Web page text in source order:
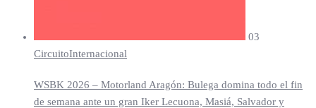
03
CircuitoInternacional
WSBK 2026 – Motorland Aragón: Bulega domina todo el fin
de semana ante un gran Iker Lecuona, Masiá, Salvador y